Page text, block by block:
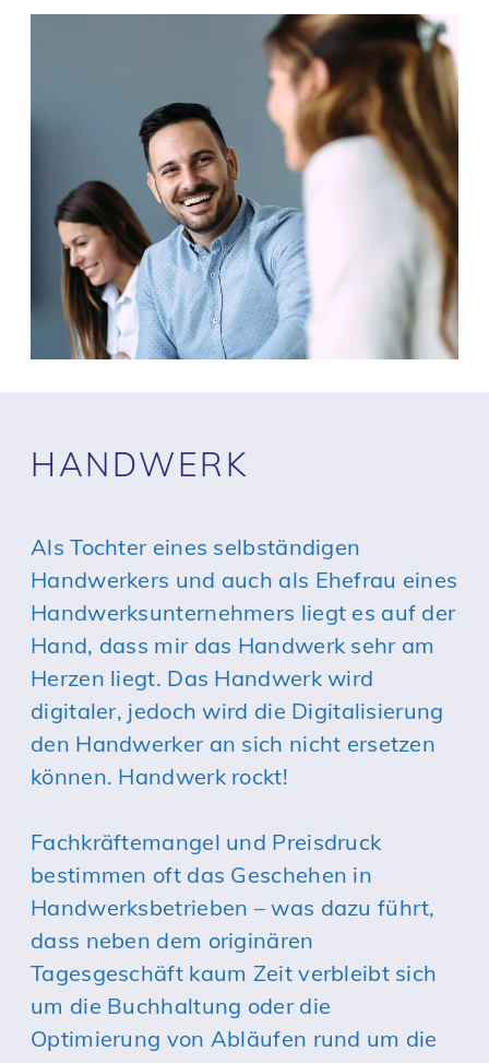
HANDWERK
Als Tochter eines selbständigen
Handwerkers und auch als Ehefrau eines
Handwerksunternehmers liegt es auf der
Hand, dass mir das Handwerk sehr am
Herzen liegt. Das Handwerk wird
digitaler, jedoch wird die Digitalisierung
den Handwerker an sich nicht ersetzen
können. Handwerk rockt!
Fachkräftemangel und Preisdruck
bestimmen oft das Geschehen in
Handwerksbetrieben – was dazu führt,
dass neben dem originären
Tagesgeschäft kaum Zeit verbleibt sich
um die Buchhaltung oder die
Optimierung von Abläufen rund um die